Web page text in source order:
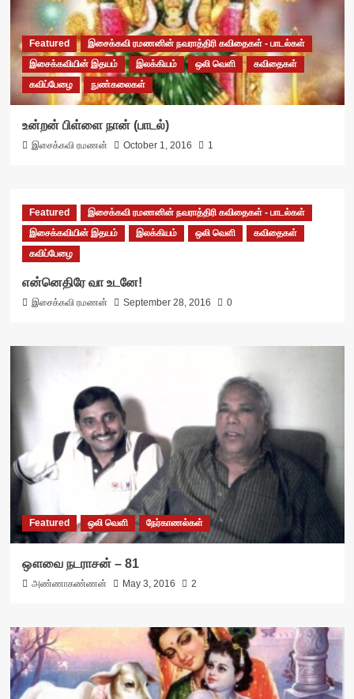
Featured
இசைக்கவி ரமணனின் நவராத்திரி கவிதைகள் - பாடல்கள்
இசைக்கவியின் இதயம்
இலக்கியம் ஒலி வெளி
கவிதைகள்
கவிப்பேழை
நுண்கலைகள்
உன்றன் பிள்ளை நான் (பாடல்)
இசைக்கவி ரமணன் October 1, 2016 1
Featured
இசைக்கவி ரமணனின் நவராத்திரி கவிதைகள் - பாடல்கள்
இசைக்கவியின் இதயம்
இலக்கியம் ஒலி வெளி
கவிதைகள்
கவிப்பேழை
என்னெதிரே வா உடனே!
இசைக்கவி ரமணன் September 28, 2016 0
Featured ஒலி வெளி நேர்காணல்கள்
ஔவை நடராசன் – 81
அண்ணாகண்ணன் May 3, 2016 2